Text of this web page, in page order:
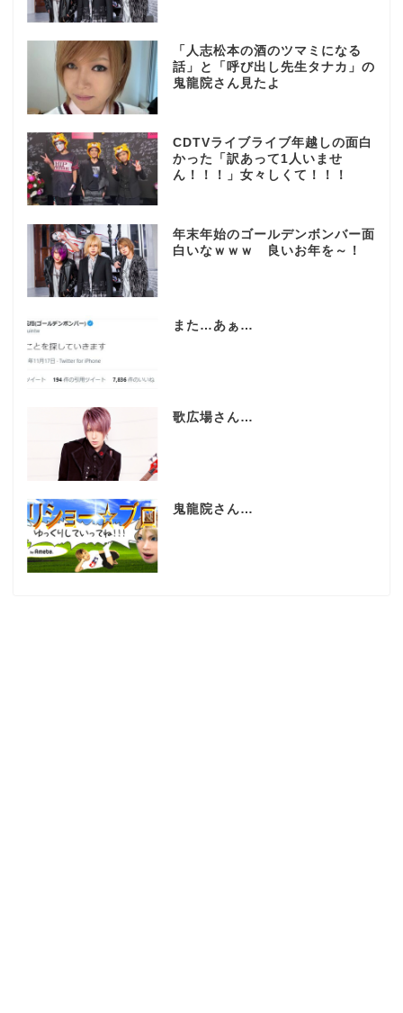
「人志松本の酒のツマミになる
話」と「呼び出し先生タナカ」の
鬼龍院さん見たよ
CDTVライブライブ年越しの面白
かった「訳あって1人いませ
ん！！！」女々しくて！！！
年末年始のゴールデンボンバー面
白いなｗｗｗ 良いお年を～！
また…あぁ…
歌広場さん…
鬼龍院さん…